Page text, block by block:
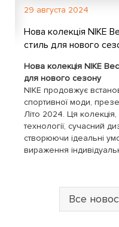
29 августа 2024
Нова колекція NIKE
стиль для нового
Нова колекція NIKE
для нового сезону
NIKE продовжує
спортивної моди,
Літо 2024. Ця колекція,
технології, сучасний
створюючи ідеальні
вираження
Все